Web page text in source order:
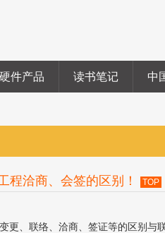
硬件产品 读书笔记 中
程洽商、会签的区别！ TOP
更、联络、洽商、签证等的区别与